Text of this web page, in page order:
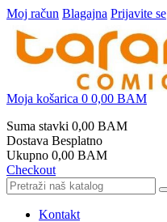
Moj račun Blagajna Prijavite se
Moja košarica 0 0,00 BAM
Suma stavki 0,00 BAM
Dostava Besplatno
Ukupno 0,00 BAM
Checkout
Kontakt